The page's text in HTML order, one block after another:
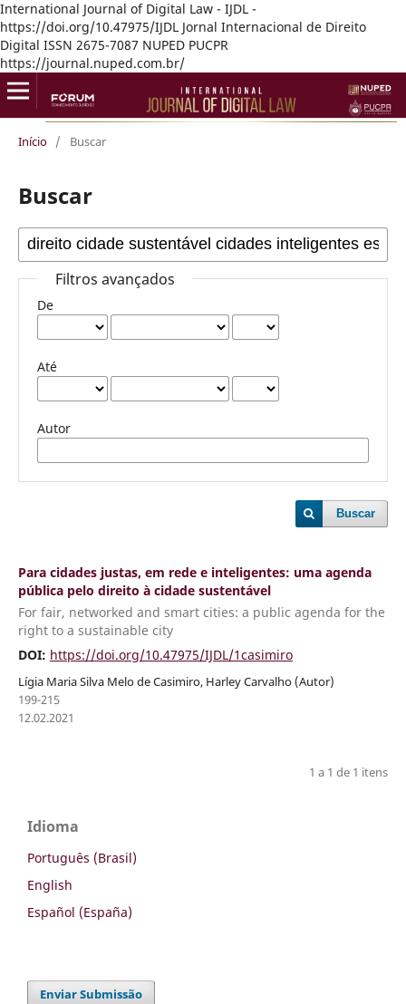
International Journal of Digital Law - IJDL -
https://doi.org/10.47975/IJDL Jornal Internacional de Direito
Digital ISSN 2675-7087 NUPED PUCPR
https://journal.nuped.com.br/
Início / Buscar
Buscar
Filtros avançados
De
Até
Autor
Buscar
Para cidades justas, em rede e inteligentes: uma agenda
pública pelo direito à cidade sustentável
For fair, networked and smart cities: a public agenda for the
right to a sustainable city
DOI: https://doi.org/10.47975/IJDL/1casimiro
Lígia Maria Silva Melo de Casimiro, Harley Carvalho (Autor)
199-215
12.02.2021
1 a 1 de 1 itens
Idioma
Português (Brasil)
English
Español (España)
Enviar Submissão